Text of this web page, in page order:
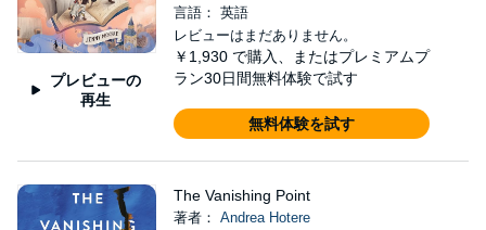
プレビューの
再生
言語： 英語
レビューはまだありません。
￥1,930 で購入、またはプレミアムプ
ラン30日間無料体験で試す
無料体験を試す
The Vanishing Point
著者： Andrea Hotere